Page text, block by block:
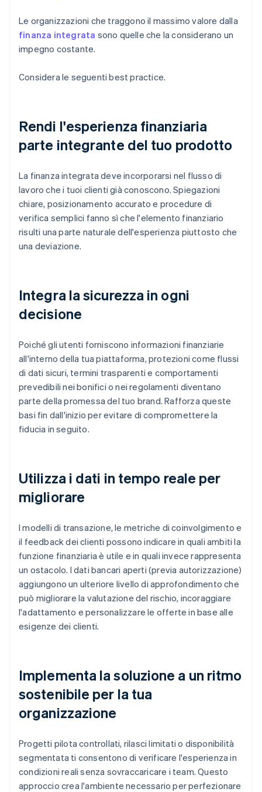
Le organizzazioni che traggono il massimo valore dalla
finanza integrata sono quelle che la considerano un
impegno costante.
Considera le seguenti best practice.
Rendi l'esperienza finanziaria
parte integrante del tuo prodotto
La finanza integrata deve incorporarsi nel flusso di
lavoro che i tuoi clienti già conoscono. Spiegazioni
chiare, posizionamento accurato e procedure di
verifica semplici fanno sì che l'elemento finanziario
risulti una parte naturale dell'esperienza piuttosto che
una deviazione.
Integra la sicurezza in ogni
decisione
Poiché gli utenti forniscono informazioni finanziarie
all'interno della tua piattaforma, protezioni come flussi
di dati sicuri, termini trasparenti e comportamenti
prevedibili nei bonifici o nei regolamenti diventano
parte della promessa del tuo brand. Rafforza queste
basi fin dall'inizio per evitare di compromettere la
fiducia in seguito.
Utilizza i dati in tempo reale per
migliorare
I modelli di transazione, le metriche di coinvolgimento e
il feedback dei clienti possono indicare in quali ambiti la
funzione finanziaria è utile e in quali invece rappresenta
un ostacolo. I dati bancari aperti (previa autorizzazione)
aggiungono un ulteriore livello di approfondimento che
può migliorare la valutazione del rischio, incoraggiare
l'adattamento e personalizzare le offerte in base alle
esigenze dei clienti.
Implementa la soluzione a un ritmo
sostenibile per la tua
organizzazione
Progetti pilota controllati, rilasci limitati o disponibilità
segmentata ti consentono di verificare l'esperienza in
condizioni reali senza sovraccaricare i team. Questo
approccio crea l'ambiente necessario per perfezionare